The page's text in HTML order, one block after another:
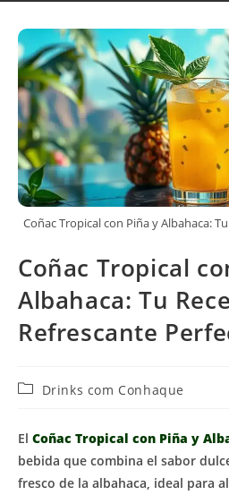
Coñac Tropical con Piña y Albahaca:
Coñac Tropical
Albahaca: Tu
Refrescante
Categoría
entrada:
Drinks com Conhaque
El Coñac Tropical con Piña y
bebida que combina el sabor
fresco de la albahaca, ideal para